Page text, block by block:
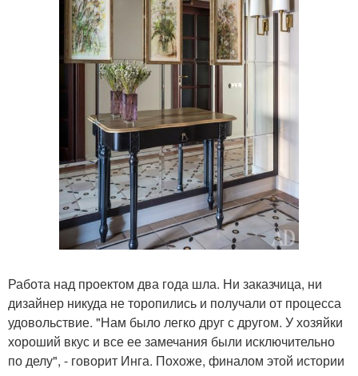
Работа над проектом два года шла. Ни заказчица, ни
дизайнер никуда не торопились и получали от процесса
удовольствие. "Нам было легко друг с другом. У хозяйки
хороший вкус и все ее замечания были исключительно
по делу", - говорит Инга. Похоже, финалом этой истории